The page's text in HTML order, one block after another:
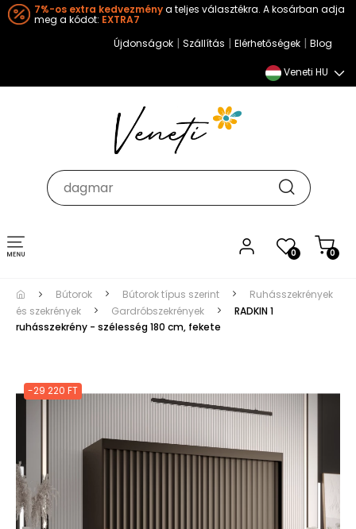
7%-os extra kedvezménya teljes választékra. A kosárban adja
meg a kódot: EXTRA7
Újdonságok | Szállítás | Elérhetőségek | Blog
Veneti HU
0 0
Toggle
navigation
Bútorok Bútorok típus szerint
Ruhásszekrények
és szekrények
Gardróbszekrények
RADKIN 1
ruhásszekrény - szélesség 180 cm, fekete
-29 220 FT